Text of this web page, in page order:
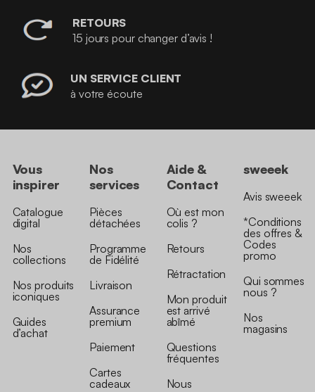
RETOURS
15 jours pour changer d’avis !
UN SERVICE CLIENT
à votre écoute
Vous
inspirer
Catalogue
digital
Nos
collections
Nos produits
iconiques
Guides
d’achat
Nos
services
Pièces
détachées
Programme
de Fidélité
Livraison
Assurance
premium
Paiement
Cartes
cadeaux
Aide &
Contact
Où est mon
colis ?
Retours
Rétractation
Mon produit
est arrivé
abîmé
Questions
fréquentes
Nous
sweeek
Avis sweeek
*Conditions
des offres &
Codes
promo
Qui sommes
nous ?
Nos
magasins